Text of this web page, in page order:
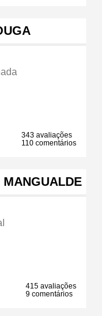
343 avaliações
110 comentários
MANGUALDE
415 avaliações
9 comentários